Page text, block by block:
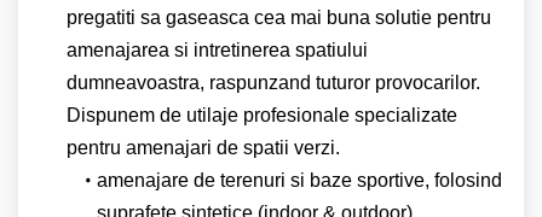
pregatiti sa gaseasca cea mai buna solutie pentru
amenajarea si intretinerea spatiului
dumneavoastra, raspunzand tuturor provocarilor.
Dispunem de utilaje profesionale specializate
pentru amenajari de spatii verzi.
amenajare de terenuri si baze sportive, folosind
suprafete sintetice (indoor & outdoor)